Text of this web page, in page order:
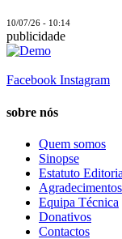
10/07/26 - 10:14
publicidade
Facebook Instagram
sobre nós
Quem somos
Sinopse
Estatuto
Agradecimentos
Equipa Técnica
Donativos
Contactos